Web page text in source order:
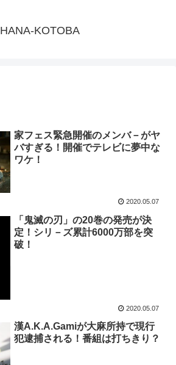
HANA-KOTOBA
家フェス緊急開催のメンバ－がヤ
バすぎる！開催でテレビに夢中な
ワケ！
2020.05.07
「鬼滅の刃」の20巻の発売が決
定！シリ－ズ累計6000万部を突
破！
2020.05.07
漢A.K.A.Gamiが大麻所持で現行
犯逮捕される！番組は打ちきり？